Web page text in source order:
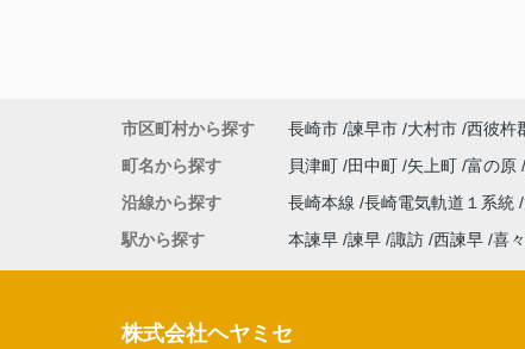
市区町村から探す 長崎市 諫早市 大村市 西彼杵
町名から探す
貝津町 田中町 矢上町 富の原
沿線から探す
長崎本線 長崎電気軌道１系統
駅から探す
本諫早 諫早 諏訪 西諫早 喜
株式会社ヘヤミセ